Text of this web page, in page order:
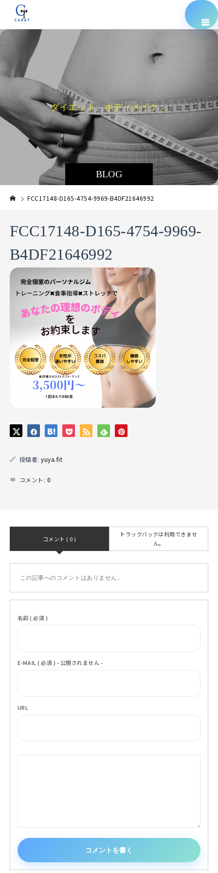
BLOG
ダイエット、ボディメイク、栄養指
FCC17148-D165-4754-9969-B4DF21646992
FCC17148-D165-4754-9969-
B4DF21646992
投稿者:yuya.fit
コメント: 0
コメント ( 0 )
トラックバックは利用できませ
ん。
この記事へのコメントはありません。
名前 ( 必須 )
E-MAIL ( 必須 ) - 公開されません -
URL